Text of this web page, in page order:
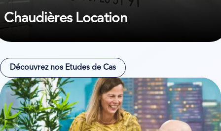
Chaudières Location
Découvrez nos Etudes de Cas